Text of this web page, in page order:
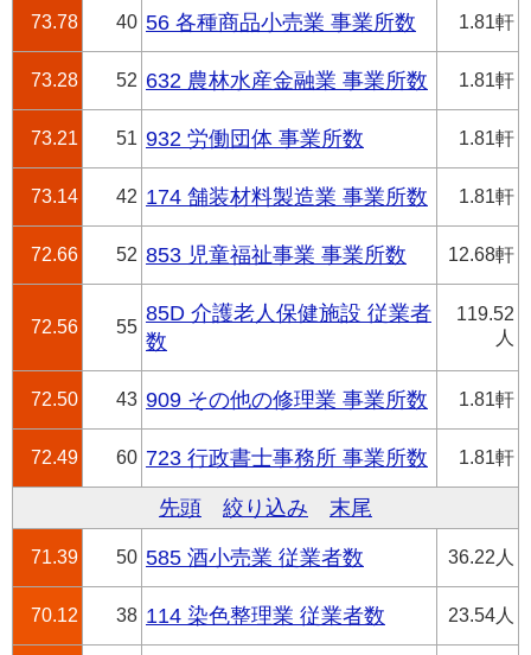
73.78 40 56 各種商品小売業 事業所数 1.81軒
73.28 52 632 農林水産金融業 事業所数 1.81軒
73.21 51 932 労働団体 事業所数 1.81軒
73.14 42 174 舗装材料製造業 事業所数 1.81軒
72.66 52 853 児童福祉事業 事業所数 12.68軒
72.56 55
85D 介護老人保健施設 従業者
数
119.52
人
72.50 43 909 その他の修理業 事業所数 1.81軒
72.49 60 723 行政書士事務所 事業所数 1.81軒
先頭 絞り込み 末尾
71.39 50 585 酒小売業 従業者数 36.22人
70.12 38 114 染色整理業 従業者数 23.54人